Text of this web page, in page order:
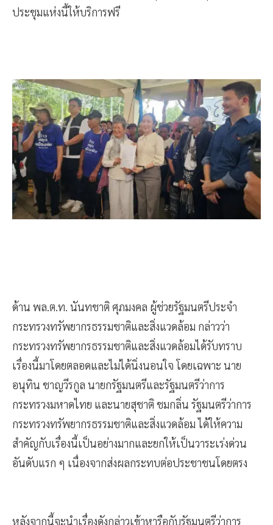
กล่าวลง และขอให้เกียรติห้องประชุม พร้อมระบุว่าห้อง
ด้าน พล.ต.ท. นันทชาติ ศุภมงคล ผู้ช่วยรัฐมนตรีประจำ
กระทรวงทรัพยากรธรรมชาติและสิ่งแวดล้อม กล่าวว่า
กระทรวงทรัพยากรธรรมชาติและสิ่งแวดล้อมได้รับทราบ
เรื่องนี้มาโดยตลอดและไม่ได้นิ่งนอนใจ โดยเฉพาะ นาย
อนุทิน ชาญวีรกูล นายกรัฐมนตรีและรัฐมนตรีว่าการ
กระทรวงมหาดไทย และนายสุชาติ ชมกลิ่น รัฐมนตรีว่าการ
กระทรวงทรัพยากรธรรมชาติและสิ่งแวดล้อม ได้ให้ความ
สำคัญกับเรื่องนี้เป็นอย่างมากและยกให้เป็นวาระเร่งด่วน